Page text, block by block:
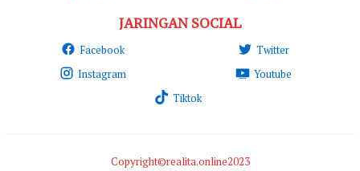
JARINGAN SOCIAL
Facebook
Twitter
Instagram
Youtube
Tiktok
Copyright©realita.online2023